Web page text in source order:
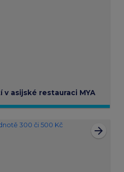
asijské restauraci MYA
arrow_forward